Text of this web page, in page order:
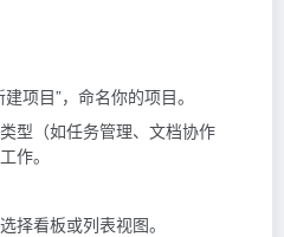
项目”，命名你的项目。
型（如任务管理、文档协作
作。
择看板或列表视图。